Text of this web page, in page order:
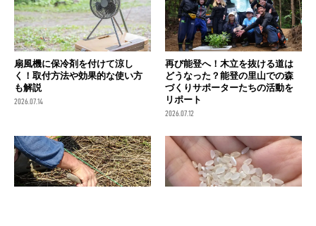
扇風機に保冷剤を付けて涼し
く！取付方法や効果的な使い方
も解説
2026.07.14
再び能登へ！木立を抜ける道は
どうなった？能登の里山での森
づくりサポーターたちの活動を
リポート
2026.07.12